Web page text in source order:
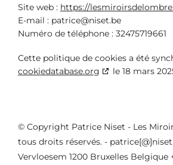
Site web : https://
E-mail : patrice@niset.be
Numéro de téléphone : 32475719661
Cette politique de cookies a été
cookiedatabase.org
le 18 mars
© Copyright Patrice Niset - Les
tous droits réservés. -
Vervloesem 1200 Bruxelles Belgique